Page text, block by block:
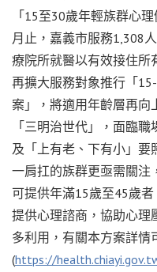
「15至30歲年輕族群心
月止，嘉義市服務1,308
療院所就醫以有效接住所
再擴大服務對象推行「
案」，將適用年齡層再向
「三明治世代」，面臨
及「上有老、下有小」要
一肩扛的族群更亟需關注
可提供年滿15歲至45歲
提供心理諮商，協助心理
多利用，有關本方案詳情
(https://